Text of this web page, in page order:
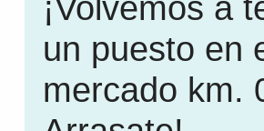
¡Volvemos a
un puesto en
mercado km.